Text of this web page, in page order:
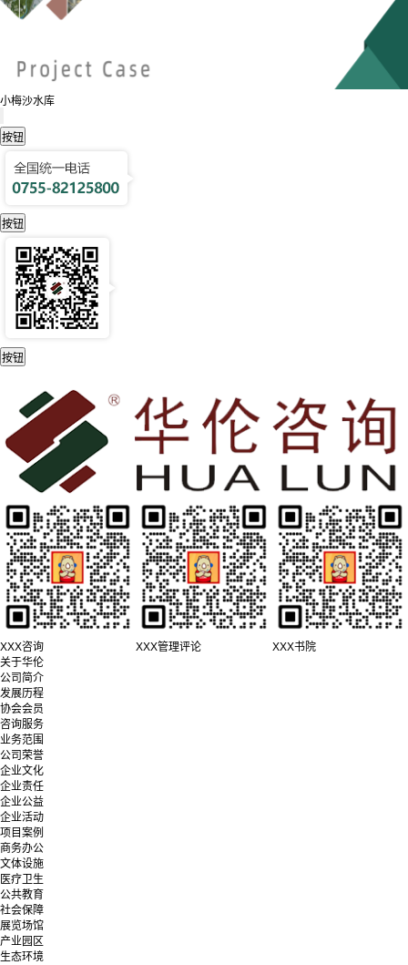
小梅沙水库
XXX咨询 XXX管理评论
XXX书院
关于华伦
公司简介
发展历程
协会会员
咨询服务
业务范围
公司荣誉
企业文化
企业责任
企业公益
企业活动
项目案例
商务办公
文体设施
医疗卫生
公共教育
社会保障
展览场馆
产业园区
生态环境